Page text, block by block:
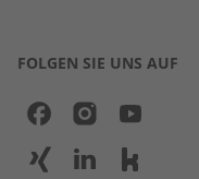
FOLGEN SIE UNS AUF